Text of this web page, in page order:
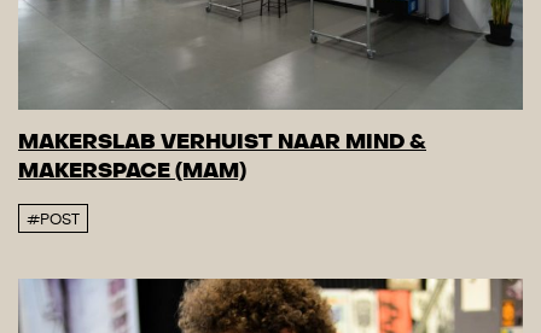
MAKERSLAB VERHUIST NAAR MIND &
MAKERSPACE (MAM)
#POST